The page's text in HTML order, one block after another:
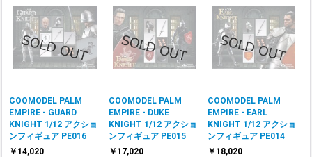
COOMODEL PALM
EMPIRE - GUARD
KNIGHT 1/12 アクショ
ンフィギュア PE016
￥14,020
COOMODEL PALM
EMPIRE - DUKE
KNIGHT 1/12 アクショ
ンフィギュア PE015
￥17,020
COOMODEL PALM
EMPIRE - EARL
KNIGHT 1/12 アクショ
ンフィギュア PE014
￥18,020